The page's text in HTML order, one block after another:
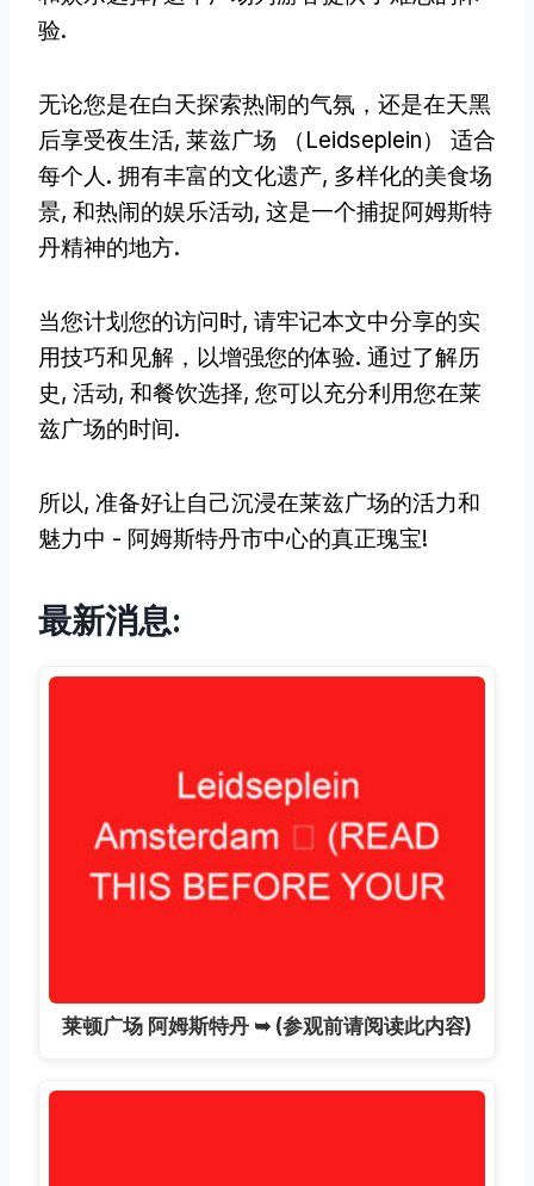
验.
无论您是在白天探索热闹的气氛，还是在天黑
后享受夜生活, 莱兹广场 （Leidseplein） 适合
每个人. 拥有丰富的文化遗产, 多样化的美食场
景, 和热闹的娱乐活动, 这是一个捕捉阿姆斯特
丹精神的地方.
当您计划您的访问时, 请牢记本文中分享的实
用技巧和见解，以增强您的体验. 通过了解历
史, 活动, 和餐饮选择, 您可以充分利用您在莱
兹广场的时间.
所以, 准备好让自己沉浸在莱兹广场的活力和
魅力中 - 阿姆斯特丹市中心的真正瑰宝!
最新消息:
莱顿广场 阿姆斯特丹 ➥ (参观前请阅读此内容)